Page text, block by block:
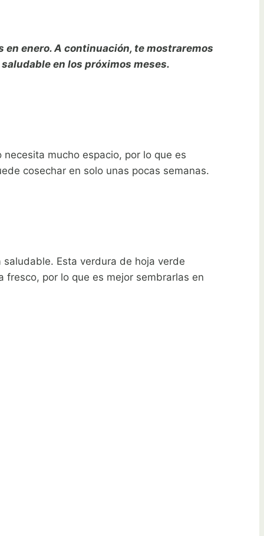
en enero. A continuación, te mostraremos
en los próximos meses.
mucho espacio, por lo que es
cosechar en solo unas pocas semanas.
Esta verdura de hoja verde
por lo que es mejor sembrarlas en